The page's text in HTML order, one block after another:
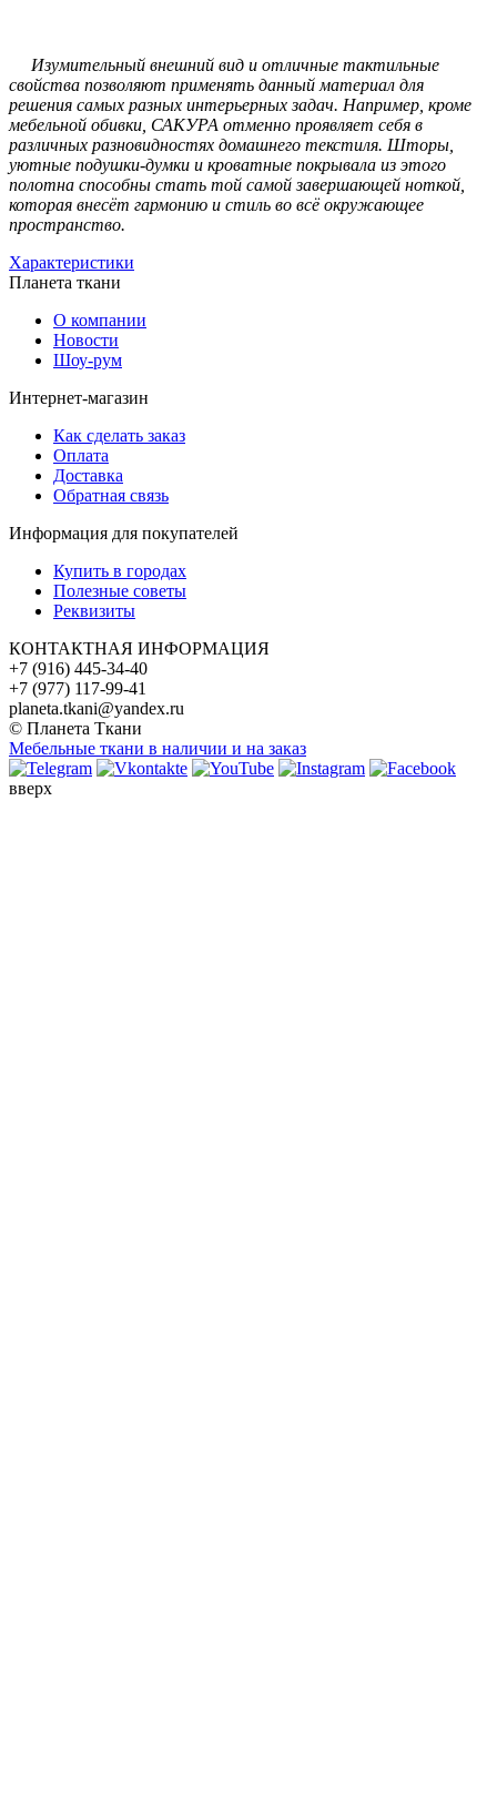
Изумительный внешний вид и отличные тактильные
свойства позволяют применять данный материал для
решения самых разных интерьерных задач. Например, кроме
мебельной обивки, САКУРА отменно проявляет себя в
различных разновидностях домашнего текстиля. Шторы,
уютные подушки-думки и кроватные покрывала из этого
полотна способны стать той самой завершающей ноткой,
которая внесёт гармонию и стиль во всё окружающее
пространство.
Характеристики
Планета ткани
О компании
Новости
Шоу-рум
Интернет-магазин
Как сделать заказ
Оплата
Доставка
Обратная связь
Информация для покупателей
Купить в городах
Полезные советы
Реквизиты
КОНТАКТНАЯ ИНФОРМАЦИЯ
+7 (916) 445-34-40
+7 (977) 117-99-41
planeta.tkani@yandex.ru
© Планета Ткани
Мебельные ткани в наличии и на заказ
вверх